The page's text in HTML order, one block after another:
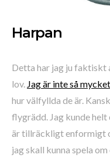
Harpan
Detta har jag ju faktiskt
lov. Jag är inte så
hur välfyllda de är.
flygrädd. Jag kunde helt
är tillräckligt enformigt
jag skall kunna spela om